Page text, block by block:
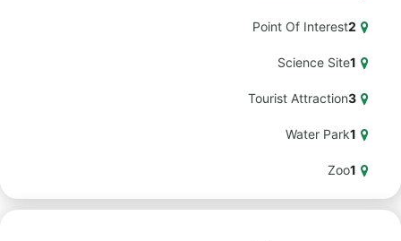
2
Point Of Interest
1
Science Site
3
Tourist Attraction
1
Water Park
1
Zoo